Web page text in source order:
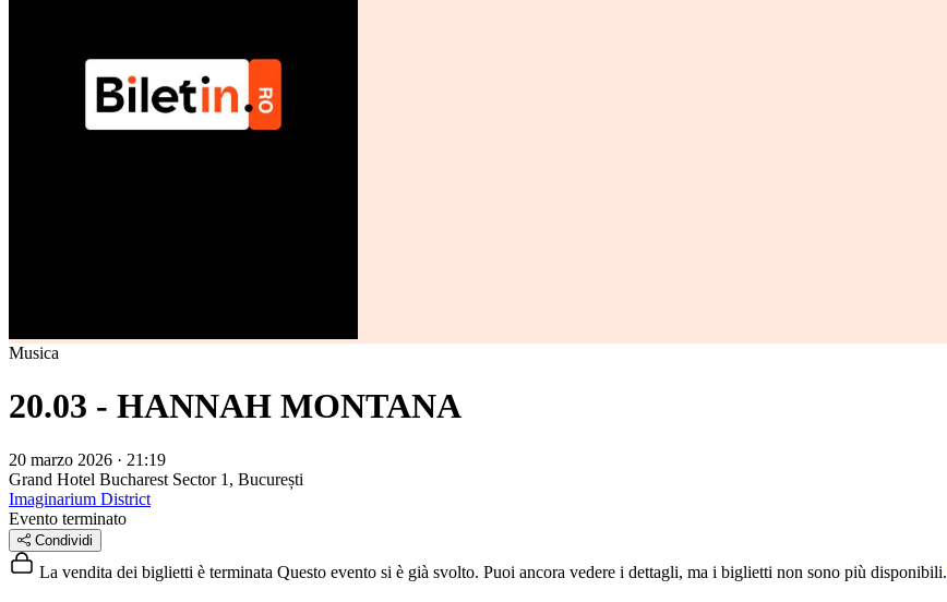
Musica
20.03 - HANNAH MONTANA
20 marzo 2026 · 21:19
Grand Hotel Bucharest Sector 1, București
Imaginarium District
Evento terminato
Condividi
La vendita dei biglietti è terminata Questo evento si è già svolto. Puoi ancora vedere i dettagli, ma i biglietti non sono più disponibili.